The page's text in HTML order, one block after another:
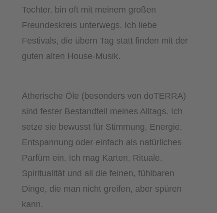
Tochter, bin oft mit meinem großen
Freundeskreis unterwegs. Ich liebe
Festivals, die übern Tag statt finden mit der
guten alten House-Musik.
Ätherische Öle (besonders von doTERRA)
sind fester Bestandteil meines Alltags. Ich
setze sie bewusst für Stimmung, Energie,
Entspannung oder einfach als natürliches
Parfüm ein. Ich mag Karten, Rituale,
Spiritualität und all die feinen, fühlbaren
Dinge, die man nicht greifen, aber spüren
kann.